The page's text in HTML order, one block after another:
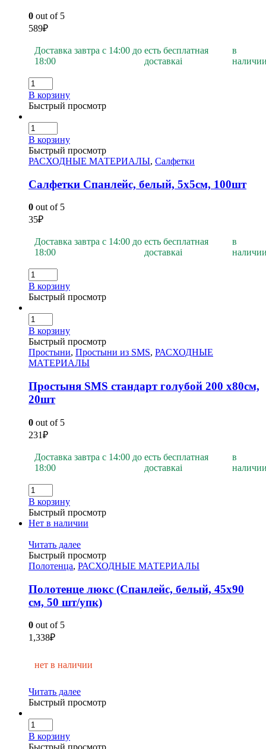
0 out of 5
589₽
Доставка завтра с 14:00 до
18:00
есть бесплатная
доставкаi
в
В корзину
Быстрый просмотр
В корзину
Быстрый просмотр
РАСХОДНЫЕ МАТЕРИАЛЫ, Салфетки
Салфетки Спанлейс, белый, 5х5см, 100шт
0 out of 5
35₽
Доставка завтра с 14:00 до
18:00
есть бесплатная
доставкаi
в
В корзину
Быстрый просмотр
В корзину
Быстрый просмотр
Простыни, Простыни из SMS, РАСХОДНЫЕ
МАТЕРИАЛЫ
Простыня SMS стандарт голубой 200 х80см,
20шт
0 out of 5
231₽
Доставка завтра с 14:00 до
18:00
есть бесплатная
доставкаi
в
В корзину
Быстрый просмотр
Нет в наличии
Читать далее
Быстрый просмотр
Полотенца, РАСХОДНЫЕ МАТЕРИАЛЫ
Полотенце люкс (Спанлейс, белый, 45х90
см, 50 шт/упк)
0 out of 5
1,338₽
нет в наличии
Читать далее
Быстрый просмотр
В корзину